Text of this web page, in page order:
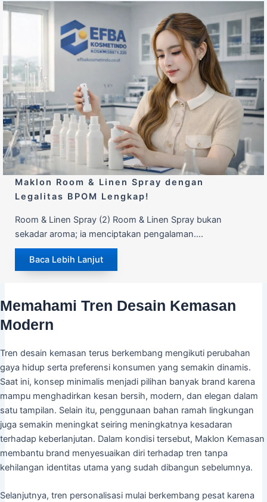
Maklon Room & Linen Spray dengan
Legalitas BPOM Lengkap!
Room & Linen Spray (2) Room & Linen Spray bukan
sekadar aroma; ia menciptakan pengalaman….
Baca Lebih Lanjut
Memahami Tren Desain Kemasan
Modern
Tren desain kemasan terus berkembang mengikuti perubahan
gaya hidup serta preferensi konsumen yang semakin dinamis.
Saat ini, konsep minimalis menjadi pilihan banyak brand karena
mampu menghadirkan kesan bersih, modern, dan elegan dalam
satu tampilan. Selain itu, penggunaan bahan ramah lingkungan
juga semakin meningkat seiring meningkatnya kesadaran
terhadap keberlanjutan. Dalam kondisi tersebut, Maklon Kemasan
membantu brand menyesuaikan diri terhadap tren tanpa
kehilangan identitas utama yang sudah dibangun sebelumnya.
Selanjutnya, tren personalisasi mulai berkembang pesat karena